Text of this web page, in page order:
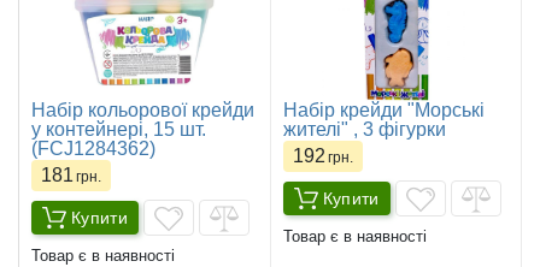
Набір кольорової крейди
у контейнері, 15 шт.
(FCJ1284362)
181 грн.
Купити
Товар є в наявності
Набір крейди "Морські
жителі" , 3 фігурки
192 грн.
Купити
Товар є в наявності